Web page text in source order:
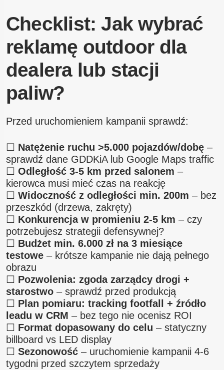
Checklist: Jak wybrać
reklamę outdoor dla
dealera lub stacji
paliw?
Przed uruchomieniem kampanii sprawdź:
☐ Natężenie ruchu >5.000 pojazdów/dobę –
sprawdź dane GDDKiA lub Google Maps traffic
☐ Odległość 3-5 km przed salonem –
kierowca musi mieć czas na reakcję
☐ Widoczność z odległości min. 200m – bez
przeszkód (drzewa, zakręty)
☐ Konkurencja w promieniu 2-5 km – czy
potrzebujesz strategii defensywnej?
☐ Budżet min. 6.000 zł na 3 miesiące
testowe – krótsze kampanie nie dają pełnego
obrazu
☐ Pozwolenia: zgoda zarządcy drogi +
starostwo – sprawdź przed produkcją
☐ Plan pomiaru: tracking footfall + źródło
leadu w CRM – bez tego nie ocenisz ROI
☐ Format dopasowany do celu – statyczny
billboard vs LED display
☐ Sezonowość – uruchomienie kampanii 4-6
tygodni przed szczytem sprzedaży